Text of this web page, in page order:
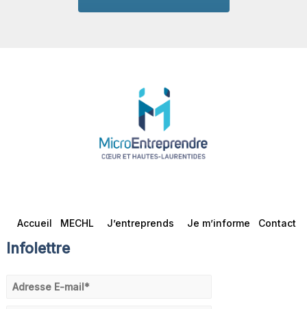
Accueil MECHL J’entreprends Je m’informe Contact
Infolettre